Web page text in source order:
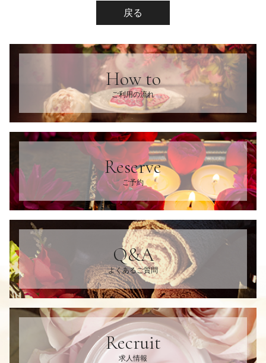
戻る
How to
ご利用の流れ
Reserve
ご予約
Q&A
よくあるご質問
Recruit
求人情報